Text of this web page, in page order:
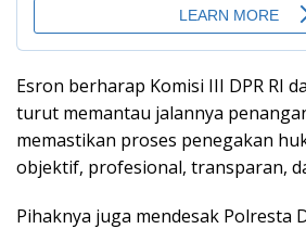
Esron berharap Komisi III DPR RI
turut memantau jalannya
memastikan proses penegakan
objektif, profesional, transparan,
Pihaknya juga mendesak Polresta